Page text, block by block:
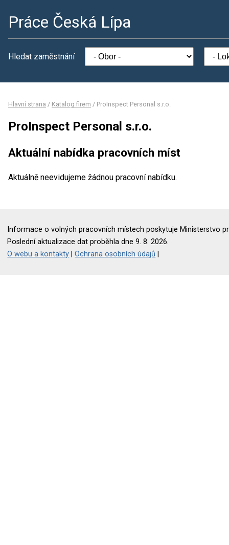
Práce Česká Lípa
Hledat zaměstnání
Hlavní strana / Katalog firem / ProInspect Personal s.r.o.
ProInspect Personal s.r.o.
Aktuální nabídka pracovních míst
Aktuálně neevidujeme žádnou pracovní nabídku.
Informace o volných pracovních místech poskytuje Ministerstvo
Poslední aktualizace dat proběhla dne 9. 8. 2026.
O webu a kontakty |Ochrana osobních údajů